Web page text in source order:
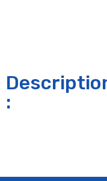
: